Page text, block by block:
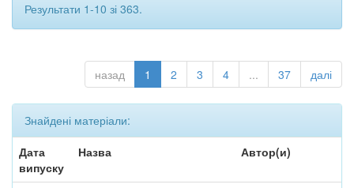
Результати 1-10 зі 363.
назад 1 2 3 4 ... 37 далі
Знайдені матеріали:
Дата
випуску
Назва Автор(и)